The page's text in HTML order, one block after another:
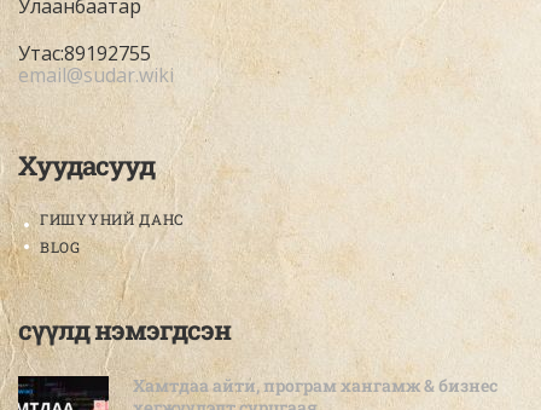
Улаанбаатар
Утас:89192755
email@sudar.wiki
Хуудасууд
ГИШҮҮНИЙ ДАНС
BLOG
сүүлд нэмэгдсэн
Хамтдаа айти, програм хангамж & бизнес